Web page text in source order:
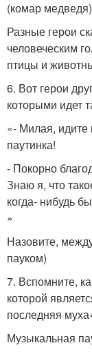
(комар медведя)
Разные герои
человеческим
птицы и
6. Вот герои
которыми идет
«- Милая,
паутинка!
- Покорно
Знаю я, что
когда- нибудь
»
Назовите,
пауком)
7. Вспомните,
которой
последняя
Музыкальная